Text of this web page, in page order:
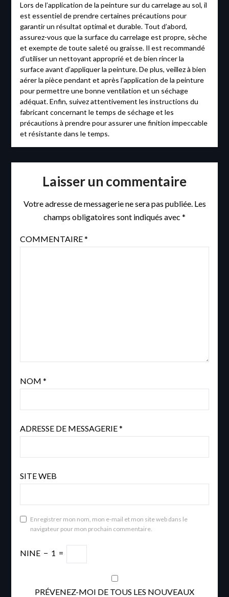
Lors de l’application de la peinture sur du carrelage au sol, il
est essentiel de prendre certaines précautions pour
garantir un résultat optimal et durable. Tout d’abord,
assurez-vous que la surface du carrelage est propre, sèche
et exempte de toute saleté ou graisse. Il est recommandé
d’utiliser un nettoyant approprié et de bien rincer la
surface avant d’appliquer la peinture. De plus, veillez à bien
aérer la pièce pendant et après l’application de la peinture
pour permettre une bonne ventilation et un séchage
adéquat. Enfin, suivez attentivement les instructions du
fabricant concernant le temps de séchage et les
précautions à prendre pour assurer une finition impeccable
et résistante dans le temps.
Laisser un commentaire
Votre adresse de messagerie ne sera pas publiée. Les
champs obligatoires sont indiqués avec *
COMMENTAIRE*
NOM *
ADRESSE DE MESSAGERIE*
SITE WEB
Enregistrer mon nom, mon e-mail et mon site web dans le
navigateur pour mon prochain commentaire.
NINE − 1 =
PRÉVENEZ-MOI DE TOUS LES NOUVEAUX